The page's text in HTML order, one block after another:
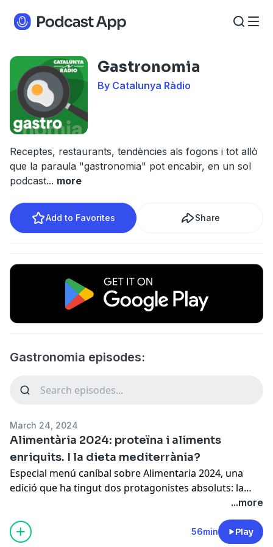
Gastronomia
By Catalunya Ràdio
Receptes, restaurants, tendències als fogons i tot allò
que la paraula "gastronomia" pot encabir, en un sol
podcast... more
Add to Favorites Share
Gastronomia episodes:
March 24, 2024
Alimentària 2024: proteïna i aliments
enriquits. I la dieta mediterrània?
Especial menú caníbal sobre Alimentaria 2024, una
edició que ha tingut dos protagonistes absoluts: la
minerals. Com s'explica aquest boom? Quin sentit té
fabricar aliments funcionals quan tenim la millor dieta
...more
56min Play